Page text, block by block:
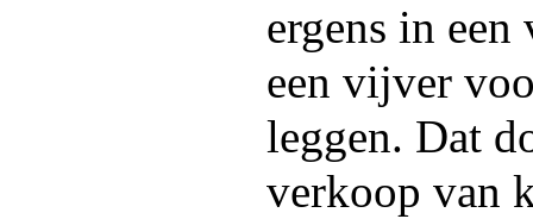
ergens in
een vijver
leggen. Dat
verkoop van